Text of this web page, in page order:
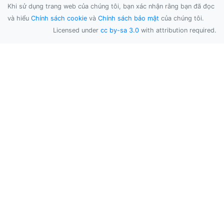
Khi sử dụng trang web của chúng tôi, bạn xác nhận rằng bạn đã đọc
và hiểu Chính sách cookie và Chính sách bảo mật của chúng tôi.
Licensed under cc by-sa 3.0 with attribution required.